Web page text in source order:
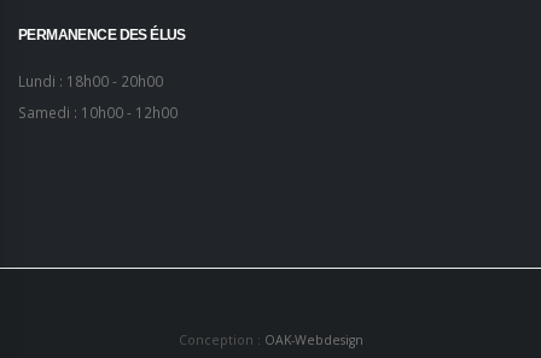
PERMANENCE DES ÉLUS
Lundi : 18h00 - 20h00
Samedi : 10h00 - 12h00
Conception : OAK-Webdesign